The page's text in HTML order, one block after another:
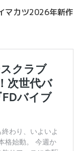
マカツ2026年新作